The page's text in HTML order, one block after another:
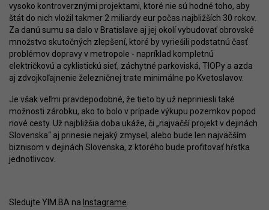
vysoko kontroverznými projektami, ktoré nie sú hodné toho, aby
štát do nich vložil takmer 2 miliardy eur počas najbližších 30 rokov.
Za danú sumu sa dalo v Bratislave aj jej okolí vybudovať obrovské
množstvo skutočných zlepšení, ktoré by vyriešili podstatnú časť
problémov dopravy v metropole - napríklad kompletnú
električkovú a cyklistickú sieť, záchytné parkoviská, TIOPy a azda
aj zdvojkoľajnenie železničnej trate minimálne po Kvetoslavov.
Je však veľmi pravdepodobné, že tieto by už nepriniesli také
možnosti zárobku, ako to bolo v prípade výkupu pozemkov popod
nové cesty. Už najbližšia doba ukáže, či „najväčší projekt v dejinách
Slovenska“ aj prinesie nejaký zmysel, alebo bude len najväčším
biznisom v dejinách Slovenska, z ktorého bude profitovať hŕstka
jednotlivcov.
Sledujte YIM.BA na Instagrame.